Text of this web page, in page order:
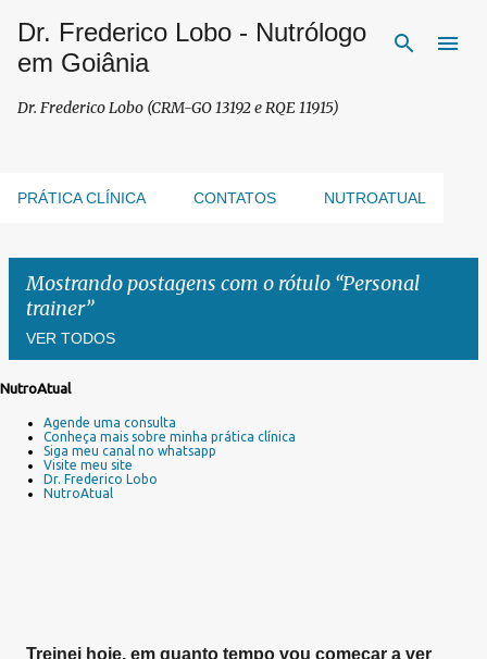
Pular para o conteúdo principal
Dr. Frederico Lobo - Nutrólogo
em Goiânia
Dr. Frederico Lobo (CRM-GO 13192 e RQE 11915)
PRÁTICA CLÍNICA CONTATOS NUTROATUAL
Mostrando postagens com o rótulo Personal
trainer
VER TODOS
NutroAtual
Agende uma consulta
Conheça mais sobre minha prática clínica
Siga meu canal no whatsapp
Visite meu site
Dr. Frederico Lobo
NutroAtual
Treinei hoje, em quanto tempo vou começar a ver